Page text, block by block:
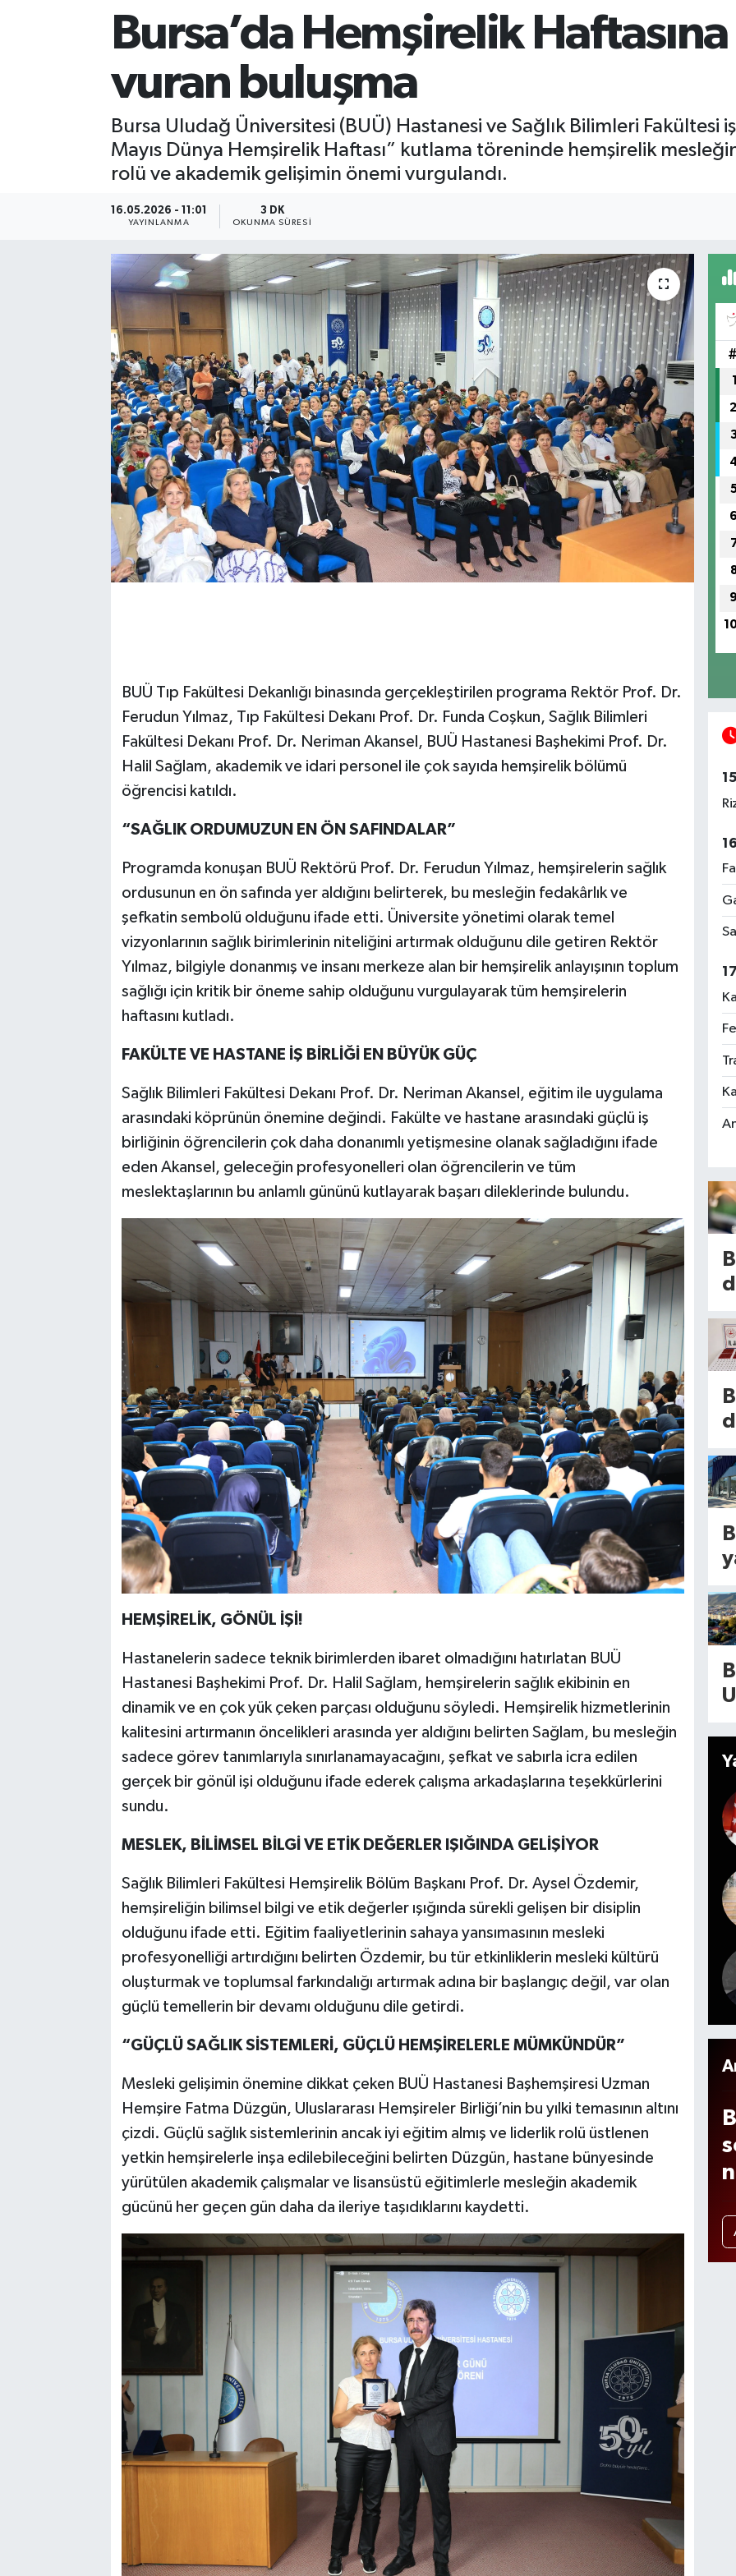
Bursa’da Hemşirelik
vuran buluşma
Bursa Uludağ Üniversitesi (BUÜ) Hastanesi ve Sağlık Bilimleri Fakültesi
Mayıs Dünya Hemşirelik Haftası” kutlama töreninde hemşirelik
rolü ve akademik gelişimin önemi vurgulandı.
16.05.2026 - 11:01
YAYINLANMA
3 DK
OKUNMA SÜRESI
BUÜ Tıp Fakültesi Dekanlığı binasında gerçekleştirilen programa Rektör Prof. Dr.
Ferudun Yılmaz, Tıp Fakültesi Dekanı Prof. Dr. Funda Coşkun, Sağlık Bilimleri
Fakültesi Dekanı Prof. Dr. Neriman Akansel, BUÜ Hastanesi Başhekimi Prof. Dr.
Halil Sağlam, akademik ve idari personel ile çok sayıda hemşirelik bölümü
öğrencisi katıldı.
“SAĞLIK ORDUMUZUN EN ÖN SAFINDALAR”
Programda konuşan BUÜ Rektörü Prof. Dr. Ferudun Yılmaz, hemşirelerin sağlık
ordusunun en ön safında yer aldığını belirterek, bu mesleğin fedakârlık ve
şefkatin sembolü olduğunu ifade etti. Üniversite yönetimi olarak temel
vizyonlarının sağlık birimlerinin niteliğini artırmak olduğunu dile getiren Rektör
Yılmaz, bilgiyle donanmış ve insanı merkeze alan bir hemşirelik anlayışının toplum
sağlığı için kritik bir öneme sahip olduğunu vurgulayarak tüm hemşirelerin
haftasını kutladı.
FAKÜLTE VE HASTANE İŞ BİRLİĞİ EN BÜYÜK GÜÇ
Sağlık Bilimleri Fakültesi Dekanı Prof. Dr. Neriman Akansel, eğitim ile uygulama
arasındaki köprünün önemine değindi. Fakülte ve hastane arasındaki güçlü iş
birliğinin öğrencilerin çok daha donanımlı yetişmesine olanak sağladığını ifade
eden Akansel, geleceğin profesyonelleri olan öğrencilerin ve tüm
meslektaşlarının bu anlamlı gününü kutlayarak başarı dileklerinde bulundu.
HEMŞİRELİK, GÖNÜL İŞİ!
Hastanelerin sadece teknik birimlerden ibaret olmadığını hatırlatan BUÜ
Hastanesi Başhekimi Prof. Dr. Halil Sağlam, hemşirelerin sağlık ekibinin en
dinamik ve en çok yük çeken parçası olduğunu söyledi. Hemşirelik hizmetlerinin
kalitesini artırmanın öncelikleri arasında yer aldığını belirten Sağlam, bu mesleğin
sadece görev tanımlarıyla sınırlanamayacağını, şefkat ve sabırla icra edilen
gerçek bir gönül işi olduğunu ifade ederek çalışma arkadaşlarına teşekkürlerini
sundu.
MESLEK, BİLİMSEL BİLGİ VE ETİK DEĞERLER IŞIĞINDA GELİŞİYOR
Sağlık Bilimleri Fakültesi Hemşirelik Bölüm Başkanı Prof. Dr. Aysel Özdemir,
hemşireliğin bilimsel bilgi ve etik değerler ışığında sürekli gelişen bir disiplin
olduğunu ifade etti. Eğitim faaliyetlerinin sahaya yansımasının mesleki
profesyonelliği artırdığını belirten Özdemir, bu tür etkinliklerin mesleki kültürü
oluşturmak ve toplumsal farkındalığı artırmak adına bir başlangıç değil, var olan
güçlü temellerin bir devamı olduğunu dile getirdi.
“GÜÇLÜ SAĞLIK SİSTEMLERİ, GÜÇLÜ HEMŞİRELERLE MÜMKÜNDÜR”
Mesleki gelişimin önemine dikkat çeken BUÜ Hastanesi Başhemşiresi Uzman
Hemşire Fatma Düzgün, Uluslararası Hemşireler Birliği’nin bu yılki temasının altını
çizdi. Güçlü sağlık sistemlerinin ancak iyi eğitim almış ve liderlik rolü üstlenen
yetkin hemşirelerle inşa edilebileceğini belirten Düzgün, hastane bünyesinde
yürütülen akademik çalışmalar ve lisansüstü eğitimlerle mesleğin akademik
gücünü her geçen gün daha da ileriye taşıdıklarını kaydetti.
#
1
2
6
9
2
ığı
a